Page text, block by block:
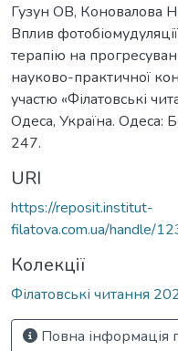
Гузун ОВ, Коновалова
Вплив
терапію на
науково-практичної
участю «Філатовські
Одеса, Україна.
247.
URI
https://reposit.institut-
filatova.com.ua/handle/
Колекції
Філатовські читання
Повна інформація